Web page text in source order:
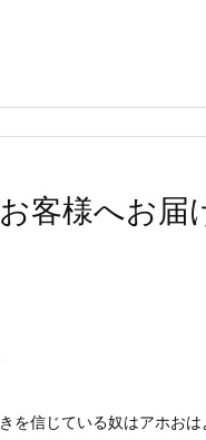
客様へお届
を信じている奴はアホおは